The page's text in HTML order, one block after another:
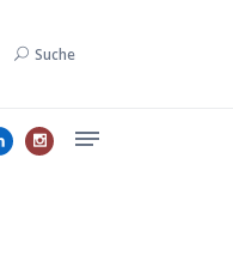
Suche